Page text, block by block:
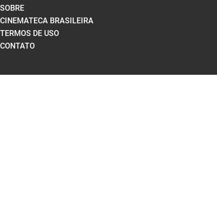
SOBRE
CINEMATECA BRASILEIRA
TERMOS DE USO
CONTATO